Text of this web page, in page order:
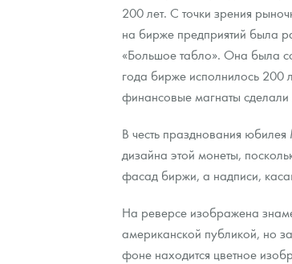
Золотой червонец Сеятель
Золотые слитки
Аксессуары
Гарри Поттер
Год Лошади
Флот: ледоколы и корабли
Жетоны "Необыкновенные
Выкуп монет
Выкуп серебряных монет
Вопрос - ответ
Памятка для работы с монетами из
Условия возврата
Монеты
Политика конфиденциальности
Распродажа монет и жетонов
Итоги 2025 года. Прогноз
Cтатьи
Георгий Победоносец - динамика цен
Курс золота и серебра
Лом выкуп
Скупка слитков
Контакты
Наши преимущества
Письмо директору
Пресс-служба
200 лет. С точки зрения
на бирже предприятий была
«Большое табло». Она была
года бирже исполнилось 200
финансовые магнаты
В честь празднования
дизайна этой монеты,
фасад биржи, а надписи,
На реверсе изображена
американской публикой, но
фоне находится цветное